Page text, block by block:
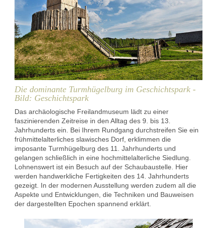
Die dominante Turmhügelburg im Geschichtspark -
Bild: Geschichtspark
Das archäologische Freilandmuseum lädt zu einer
faszinierenden Zeitreise in den Alltag des 9. bis 13.
Jahrhunderts ein. Bei Ihrem Rundgang durchstreifen Sie ein
frühmittelalterliches slawisches Dorf, erklimmen die
imposante Turmhügelburg des 11. Jahrhunderts und
gelangen schließlich in eine hochmittelalterliche Siedlung.
Lohnenswert ist ein Besuch auf der Schaubaustelle. Hier
werden handwerkliche Fertigkeiten des 14. Jahrhunderts
gezeigt. In der modernen Ausstellung werden zudem all die
Aspekte und Entwicklungen, die Techniken und Bauweisen
der dargestellten Epochen spannend erklärt.